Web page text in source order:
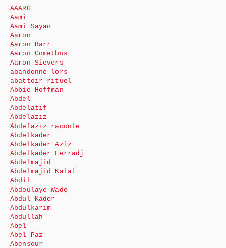
AAARG
Aami
Aami Sayan
Aaron
Aaron Barr
Aaron Cometbus
Aaron Sievers
abandonné lors
abattoir rituel
Abbie Hoffman
Abdel
Abdelatif
Abdelaziz
Abdelaziz raconte
Abdelkader
Abdelkader Aziz
Abdelkader Ferradj
Abdelmajid
Abdelmajid Kalai
Abdil
Abdoulaye Wade
Abdul Kader
Abdulkarim
Abdullah
Abel
Abel Paz
Abensour